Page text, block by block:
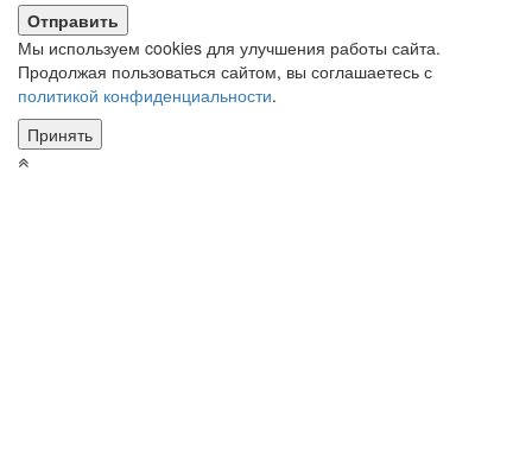
Мы используем cookies для улучшения работы сайта.
Продолжая пользоваться сайтом, вы соглашаетесь с
политикой конфиденциальности.
Принять